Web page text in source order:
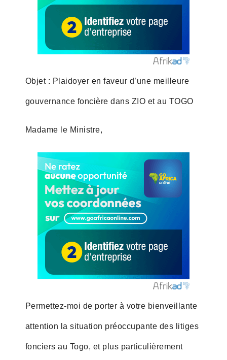
Objet : Plaidoyer en faveur d’une meilleure
gouvernance foncière dans ZIO et au TOGO
Madame le Ministre,
Permettez-moi de porter à votre bienveillante
attention la situation préoccupante des litiges
fonciers au Togo, et plus particulièrement